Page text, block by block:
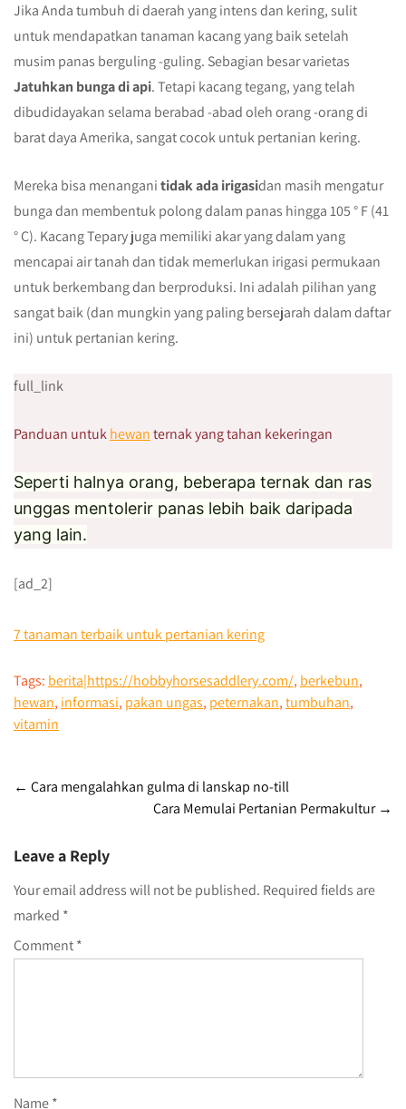
Jika Anda tumbuh di daerah yang intens dan kering, sulit
untuk mendapatkan tanaman kacang yang baik setelah
musim panas berguling -guling. Sebagian besar varietas
Jatuhkan bunga di api. Tetapi kacang tegang, yang telah
dibudidayakan selama berabad -abad oleh orang -orang di
barat daya Amerika, sangat cocok untuk pertanian kering.
Mereka bisa menanganitidak ada irigasidan masih mengatur
bunga dan membentuk polong dalam panas hingga 105 ° F (41
° C). Kacang Tepary juga memiliki akar yang dalam yang
mencapai air tanah dan tidak memerlukan irigasi permukaan
untuk berkembang dan berproduksi. Ini adalah pilihan yang
sangat baik (dan mungkin yang paling bersejarah dalam daftar
ini) untuk pertanian kering.
full_link
Panduan untukhewanternak yang tahan kekeringan
Seperti halnya orang, beberapa ternak dan ras
unggas mentolerir panas lebih baik daripada
yang lain.
[ad_2]
7 tanaman terbaik untuk pertanian kering
Tags: berita|https://hobbyhorsesaddlery.com/, berkebun,
hewan, informasi, pakan ungas, peternakan,tumbuhan,
vitamin
Post
← Cara mengalahkan gulma di lanskap no-till
Cara Memulai Pertanian Permakultur →
Leave a Reply
Your email address will not be published. Required fields are
marked *
Comment*
Name*